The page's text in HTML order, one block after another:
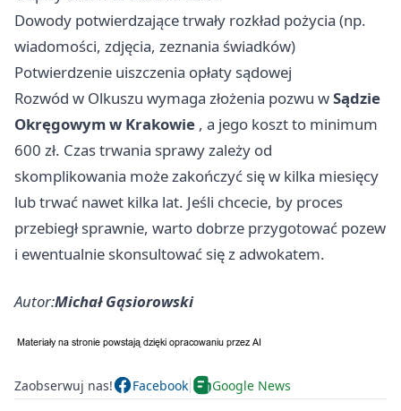
Dowody potwierdzające trwały rozkład pożycia (np.
wiadomości, zdjęcia, zeznania świadków)
Potwierdzenie uiszczenia opłaty sądowej
Rozwód w Olkuszu wymaga złożenia pozwu wSądzie
Okręgowym w Krakowie , a jego koszt to minimum
600 zł. Czas trwania sprawy zależy od
skomplikowania może zakończyć się w kilka miesięcy
lub trwać nawet kilka lat. Jeśli chcecie, by proces
przebiegł sprawnie, warto dobrze przygotować pozew
i ewentualnie skonsultować się z adwokatem.
Autor:Michał Gąsiorowski
Zaobserwuj nas! Facebook Google News